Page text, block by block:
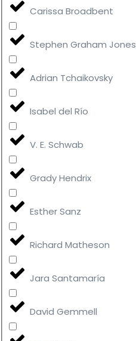
Carissa Broadbent
Stephen Graham Jones
Adrian Tchaikovsky
Isabel del Río
V. E. Schwab
Grady Hendrix
Esther Sanz
Richard Matheson
Jara Santamaría
David Gemmell